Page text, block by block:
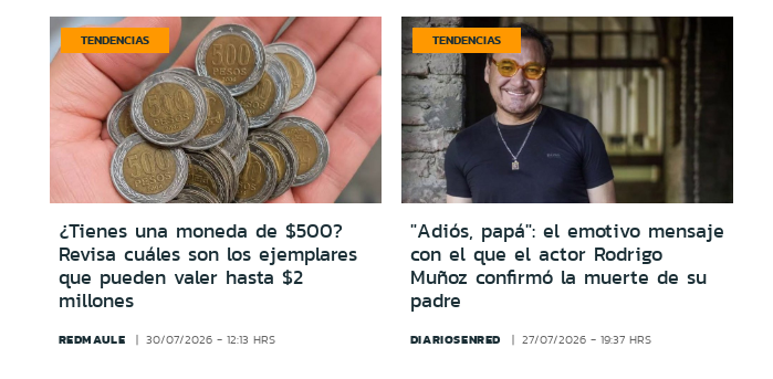
TENDENCIAS
¿Tienes una moneda de $500?
Revisa cuáles son los ejemplares
que pueden valer hasta $2
millones
REDMAULE 30/07/2026 - 12:13 HRS
TENDENCIAS
"Adiós, papá": el emotivo mensaje
con el que el actor Rodrigo
Muñoz confirmó la muerte de su
padre
DIARIOSENRED 27/07/2026 - 19:37 HRS